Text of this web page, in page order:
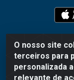
O nosso site
terceiros para
personalizada
relevante de
WR
Grogotó -